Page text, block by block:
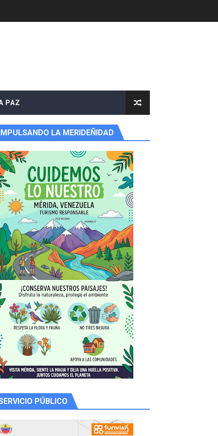
PAZ
IMPULSANDO LA MERIDEÑIDAD
PÚBLICO